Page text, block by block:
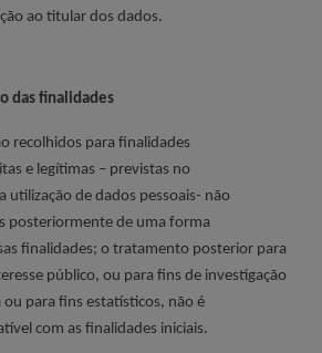
ao titular dos dados.
das finalidades
recolhidos para finalidades
e legítimas – previstas no
utilização de dados pessoais- não
posteriormente de uma forma
finalidades; o tratamento posterior para
público, ou para fins de investigação
para fins estatísticos, não é
com as finalidades iniciais.